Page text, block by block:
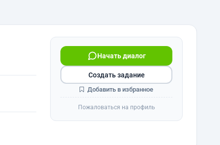
Начать диалог
Создать задание
Добавить в избранное
Пожаловаться на профиль